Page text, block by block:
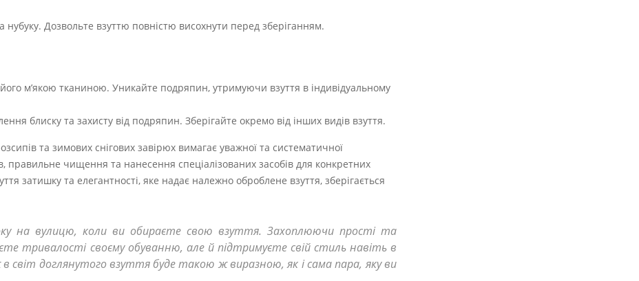
Дозвольте взуттю повністю висохнути перед зберіганням.
м’якою тканиною. Уникайте подряпин, утримуючи взуття в індивідуальному
блиску та захисту від подряпин. Зберігайте окремо від інших видів взуття.
та зимових снігових завірюх вимагає уважної та систематичної
правильне чищення та нанесення спеціалізованих засобів для конкретних
затишку та елегантності, яке надає належно оброблене взуття, зберігається
на вулицю, коли ви обираєте свою взуття. Захоплюючи прості та
тривалості своєму обуванню, але й підтримуєте свій стиль навіть в
світ доглянутого взуття буде такою ж виразною, як і сама пара, яку ви